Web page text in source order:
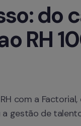
do
RH
com a Factorial,
gestão de